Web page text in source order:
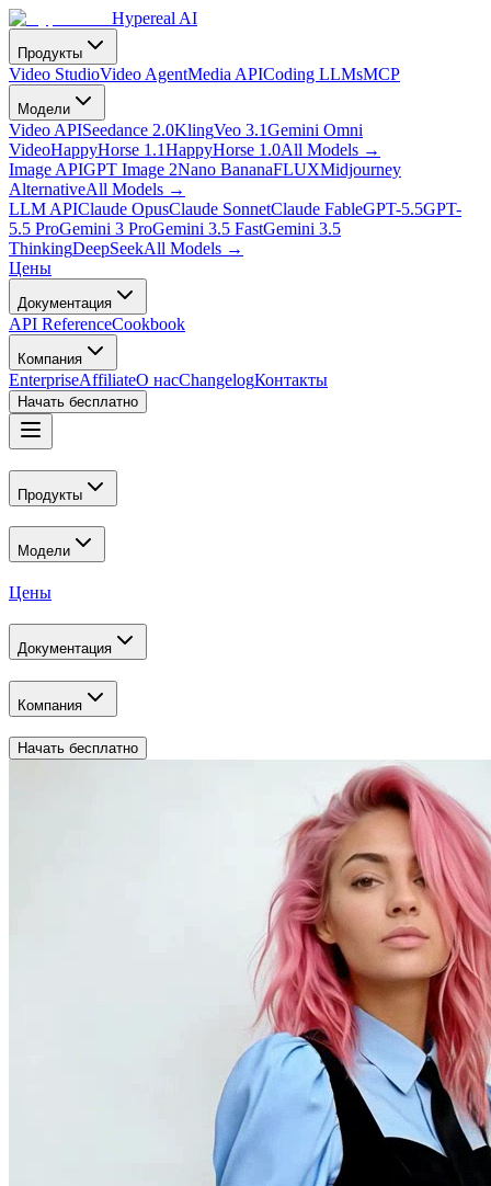
Hypereal AI
Продукты
Video StudioVideo AgentMedia APICoding LLMsMCP
Модели
Video APISeedance 2.0KlingVeo 3.1Gemini Omni
VideoHappyHorse 1.1HappyHorse 1.0All Models →
Image APIGPT Image 2Nano BananaFLUXMidjourney
AlternativeAll Models →
LLM APIClaude OpusClaude SonnetClaude FableGPT-5.5GPT-
5.5 ProGemini 3 ProGemini 3.5 FastGemini 3.5
ThinkingDeepSeekAll Models →
Цены
Документация
API ReferenceCookbook
Компания
EnterpriseAffiliateО насChangelogКонтакты
Начать бесплатно
Продукты
Модели
Цены
Документация
Компания
Начать бесплатно